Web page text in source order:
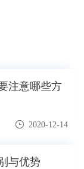
注意哪些方
2020-12-14
与优势